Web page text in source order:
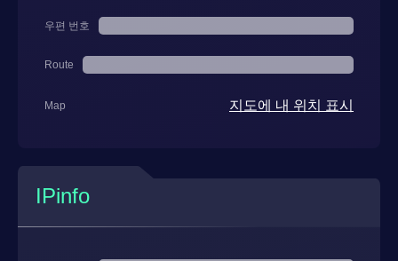
우편 번호
Route
Map 지도에 내 위치 표시
IPinfo